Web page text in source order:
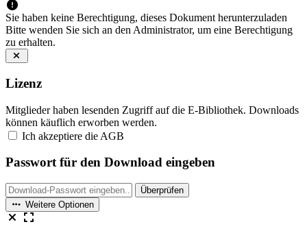
Sie haben keine Berechtigung, dieses Dokument herunterzuladen
Bitte wenden Sie sich an den Administrator, um eine Berechtigung
zu erhalten.
Lizenz
Mitglieder haben lesenden Zugriff auf die E-Bibliothek. Downloads
können käuflich erworben werden.
Ich akzeptiere die AGB
Passwort für den Download eingeben
Überprüfen
Weitere Optionen